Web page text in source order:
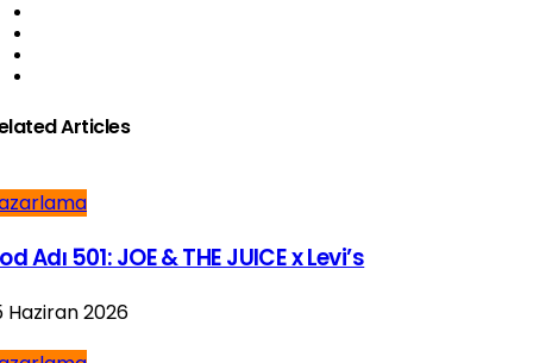
Articles
Adı 501: JOE & THE JUICE x Levi’s
Haziran 2026